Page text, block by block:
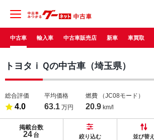
中古車 輸入車 中古車販売店 新車 車買取
トヨタｉＱの中古車（埼玉県）
総合評価
4.0
平均価格
63.1 万円
燃費 （JC08モード）
20.9 km/l
掲載台数
24 台 絞り込む 並び替え